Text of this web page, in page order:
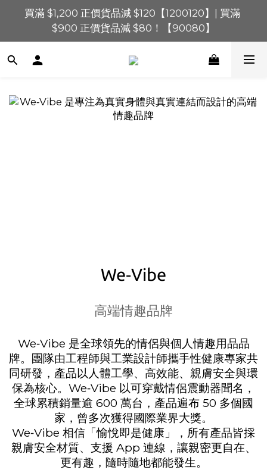
買滿 $1,200 正價貨品減 $120【1200120】| 買滿
$900 正價貨品減 $80！【90080】
買滿 $1,200 正價貨品減 $120【1200120】| 買滿
$900 正價貨品減 $80！【90080】
買滿 $600 正價貨品減 $40【60040】| 買滿 $400 正
買滿 $1,200 正價貨品減 $120【1200120】| 買滿
$900 正價貨品減 $80！【90080】
We‑Vibe
高端情趣品牌
We‑Vibe 是全球領先的情侶與個人情趣用品品
牌。團隊由工程師與工業設計師攜手性健康專家共
同研發，產品以人體工學、高效能、親膚安全與環
保為核心。We‑Vibe 以可穿戴情侶震動器聞名，
全球累積銷量逾 600 萬台，產品遍布 50 多個國
家，曾多次獲得國際業界大獎。
We‑Vibe 相信「愉悅即是健康」，所有產品皆採
親膚安全材質、支援 App 連線，讓親密更自在、
更有趣，隨時隨地都能發生。